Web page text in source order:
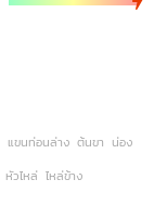
แขนท่อนล่าง ต้นขา น่อง
หัวไหล่ ไหล่ข้าง